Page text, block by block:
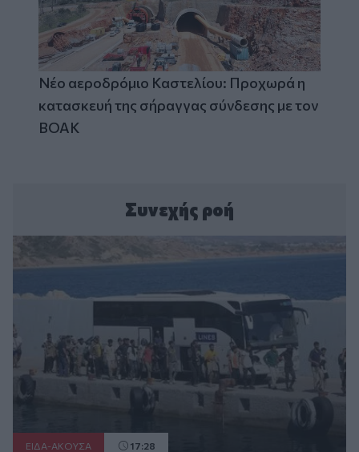
Νέο αεροδρόμιο Καστελίου: Προχωρά η
κατασκευή της σήραγγας σύνδεσης με τον
ΒΟΑΚ
Συνεχής ροή
ΕΙΔΑ-ΑΚΟΥΣΑ 17:28